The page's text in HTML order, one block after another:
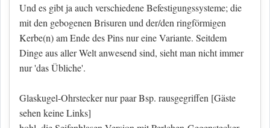
Und es gibt ja auch verschiedene Befestigungssysteme; die
mit den gebogenen Brisuren und der/den ringförmigen
Kerbe(n) am Ende des Pins nur eine Variante. Seitdem
Dinge aus aller Welt anwesend sind, sieht man nicht immer
nur 'das Übliche'.
Glaskugel-Ohrstecker nur paar Bsp. rausgegriffen [Gäste
sehen keine Links]